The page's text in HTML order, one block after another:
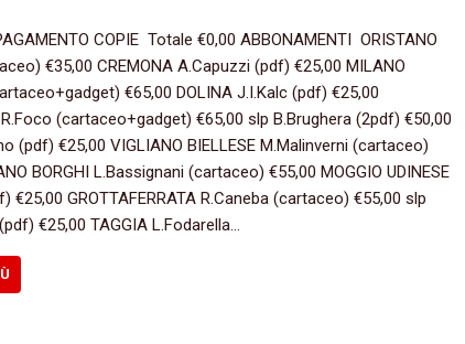
COPIE Totale €0,00 ABBONAMENTI ORISTANO
€35,00 CREMONA A.Capuzzi (pdf) €25,00 MILANO
€65,00 DOLINA J.I.Kalc (pdf) €25,00
R.Foco (cartaceo+gadget) €65,00 slp B.Brughera (2pdf) €50,00
(pdf) €25,00 VIGLIANO BIELLESE M.Malinverni (cartaceo)
BORGHI L.Bassignani (cartaceo) €55,00 MOGGIO UDINESE
€25,00 GROTTAFERRATA R.Caneba (cartaceo) €55,00 slp
€25,00 TAGGIA L.Fodarella…